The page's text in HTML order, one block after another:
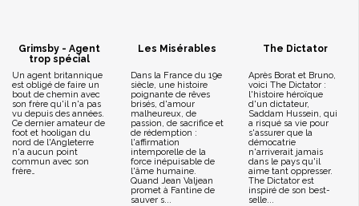
Grimsby - Agent
trop spécial
Un agent britannique
est obligé de faire un
bout de chemin avec
son frère qu'il n'a pas
vu depuis des années.
Ce dernier amateur de
foot et hooligan du
nord de l'Angleterre
n'a aucun point
commun avec son
frère…
Les Misérables
Dans la France du 19e
siècle, une histoire
poignante de rêves
brisés, d'amour
malheureux, de
passion, de sacrifice et
de rédemption :
l'affirmation
intemporelle de la
force inépuisable de
l'âme humaine.
Quand Jean Valjean
promet à Fantine de
sauver s...
The Dictator
Après Borat et Bruno,
voici The Dictator :
l'histoire héroïque
d'un dictateur,
Saddam Hussein, qui
a risqué sa vie pour
s'assurer que la
démocatrie
n'arriverait jamais
dans le pays qu'il
aime tant oppresser.
The Dictator est
inspiré de son best-
selle...